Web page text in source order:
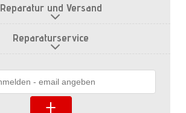
Reparatur und Versand
Reparaturservice